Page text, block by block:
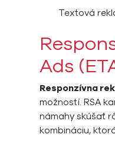
Textová
Ads
Responzívna
možností. RSA
námahy skúšať
kombináciu,